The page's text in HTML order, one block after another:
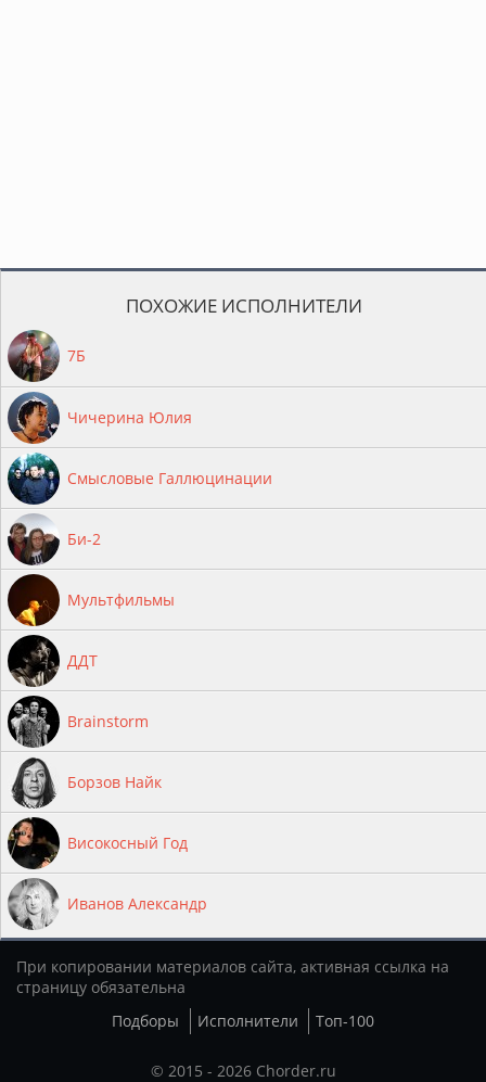
ПОХОЖИЕ ИСПОЛНИТЕЛИ
7Б
Чичерина Юлия
Смысловые Галлюцинации
Би-2
Мультфильмы
ДДТ
Brainstorm
Борзов Найк
Високосный Год
Иванов Александр
При копировании материалов сайта, активная ссылка на
страницу обязательна
Подборы
Исполнители Топ-100
© 2015 - 2026 Chorder.ru